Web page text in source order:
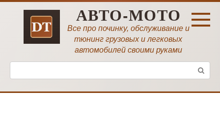
Перейти
АВТО-МОТО
Все про починку, обслуживание и
тюнинг грузовых и легковых
автомобилей своими руками
Поиск: